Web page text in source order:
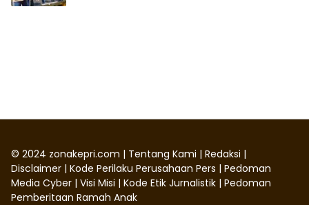
© 2024 zonakepri.com | Tentang Kami | Redaksi |
Disclaimer | Kode Perilaku Perusahaan Pers | Pedoman
Media Cyber | Visi Misi | Kode Etik Jurnalistik | Pedoman
Pemberitaan Ramah Anak